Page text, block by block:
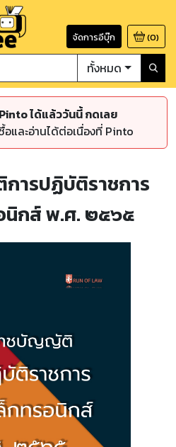
จัดการอีบุ๊ก (0)
ทั้งหมด
ได้แล้ววันนี้ กดเลย
และอ่านได้ต่อเนื่องที่ Pinto
ารปฏิบัติราชการ
นิกส์ พ.ศ. ๒๕๖๕